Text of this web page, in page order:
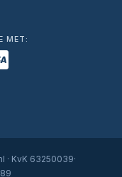
MET:
KvK 63250039·